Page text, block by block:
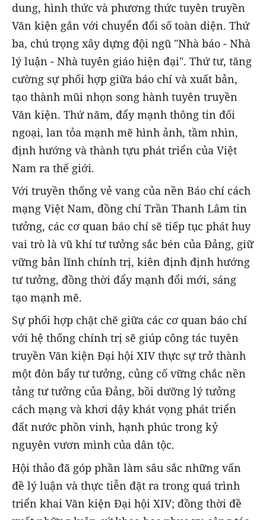
dung, hình thức và phương thức tuyên truyền
Văn kiện gắn với chuyển đổi số toàn diện. Thứ
ba, chú trọng xây dựng đội ngũ "Nhà báo - Nhà
lý luận - Nhà tuyên giáo hiện đại". Thứ tư, tăng
cường sự phối hợp giữa báo chí và xuất bản,
tạo thành mũi nhọn song hành tuyên truyền
Văn kiện. Thứ năm, đẩy mạnh thông tin đối
ngoại, lan tỏa mạnh mẽ hình ảnh, tầm nhìn,
định hướng và thành tựu phát triển của Việt
Nam ra thế giới.
Với truyền thống vẻ vang của nền Báo chí cách
mạng Việt Nam, đồng chí Trần Thanh Lâm tin
tưởng, các cơ quan báo chí sẽ tiếp tục phát huy
vai trò là vũ khí tư tưởng sắc bén của Đảng, giữ
vững bản lĩnh chính trị, kiên định định hướng
tư tưởng, đồng thời đẩy mạnh đổi mới, sáng
tạo mạnh mẽ.
Sự phối hợp chặt chẽ giữa các cơ quan báo chí
với hệ thống chính trị sẽ giúp công tác tuyên
truyền Văn kiện Đại hội XIV thực sự trở thành
một đòn bẩy tư tưởng, củng cố vững chắc nền
tảng tư tưởng của Đảng, bồi dưỡng lý tưởng
cách mạng và khơi dậy khát vọng phát triển
đất nước phồn vinh, hạnh phúc trong kỷ
nguyên vươn mình của dân tộc.
Hội thảo đã góp phần làm sâu sắc những vấn
đề lý luận và thực tiễn đặt ra trong quá trình
triển khai Văn kiện Đại hội XIV; đồng thời đề